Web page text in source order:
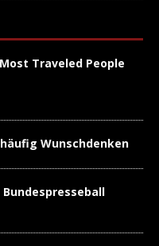
Traveled People
Wunschdenken